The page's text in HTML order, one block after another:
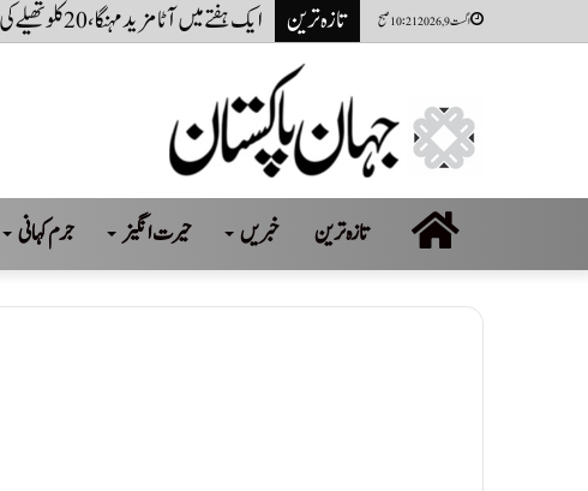
اگست 9, 2026 10:21 صبح تازہ ترین ایک ہفتے میں آٹا مزید مہنگا، 20 کلو تھیلے کی قیمت میں 100 روپے تک اضافہ
صفحہ
اول
تازہ ترین خبریں حیرت انگیز جرم کہانی